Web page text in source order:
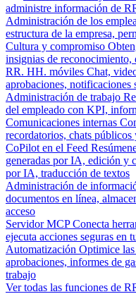
administre información de
Administración de los
estructura de la empresa,
Cultura y compromiso
insignias de reconocimiento,
RR. HH. móviles Chat,
aprobaciones, notificaciones
Administración de trabajo
del empleado con KPI,
Comunicaciones internas
recordatorios, chats públicos
CoPilot en el Feed
generadas por IA, edición y
por IA, traducción de textos
Administración de
documentos en línea,
acceso
Servidor MCP Conecta
ejecuta acciones seguras en
Automatización Optimice
aprobaciones, informes de
trabajo
Ver todas las funciones de